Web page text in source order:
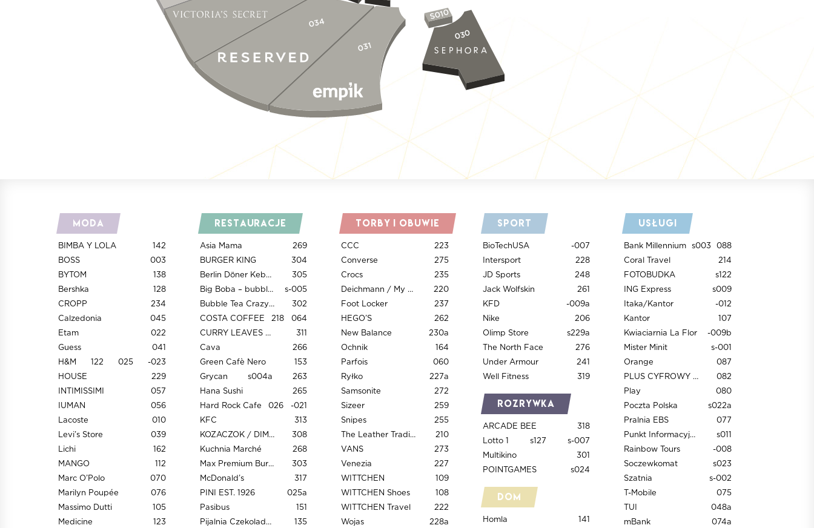
034
S010
030
031
Moda
BIMBA Y LOLA
142
BOSS
003
BYTOM
138
Bershka
128
CROPP
234
Calzedonia
045
Etam
022
Guess
041
H&M
122 025
-023
HOUSE
229
INTIMISSIMI
057
IUMAN
056
Lacoste
010
Levi’s Store
039
Lichi
162
MANGO
112
Marc O’Polo
070
Marilyn Poupée
076
Massimo Dutti
105
Medicine
123
Restauracje
Asia Mama
269
BURGER KING
304
Berlin Döner Kebap
305
Big Boba – bubble tea
s-005
Bubble Tea Crazy Bubble
302
COSTA COFFEE
218
064
CURRY LEAVES and NOODLE HOUSE
311
Cava
266
Green Cafè Nero
153
Grycan
s004a
263
Hana Sushi
265
Hard Rock Cafe
026
-021
KFC
313
KOZACZOK / DIMSUM & RAMEN
308
Kuchnia Marché
268
Max Premium Burgers
303
McDonald’s
317
PINI EST. 1926
025a
Pasibus
151
Pijalnia Czekolady E. Wedel
135
Torby i obuwie
CCC
223
Converse
275
Crocs
235
Deichmann / My Shoes
220
Foot Locker
237
HEGO’S
262
New Balance
230a
Ochnik
164
Parfois
060
Ryłko
227a
Samsonite
272
Sizeer
259
Snipes
255
The Leather Trading Co.
210
VANS
273
Venezia
227
WITTCHEN
109
WITTCHEN Shoes
108
WITTCHEN Travel
222
Wojas
228a
Sport
BioTechUSA
-007
Intersport
228
JD Sports
248
Jack Wolfskin
261
KFD
-009a
Nike
206
Olimp Store
s229a
The North Face
276
Under Armour
241
Well Fitness
319
Rozrywka
ARCADE BEE
318
Lotto 1
s127
s-007
Multikino
301
POINTGAMES
s024
Dom
Homla
141
Usługi
Bank Millennium s003
088
Coral Travel
214
FOTOBUDKA
s122
ING Express
s009
Itaka/Kantor
-012
Kantor
107
Kwiaciarnia La Flor
-009b
Mister Minit
s-001
Orange
087
PLUS CYFROWY POLSAT
082
Play
080
Poczta Polska
s022a
Pralnia EBS
077
Punkt Informacyjny
s011
Rainbow Tours
-008
Soczewkomat
s023
Szatnia
s-002
T-Mobile
075
TUI
048a
mBank
074a